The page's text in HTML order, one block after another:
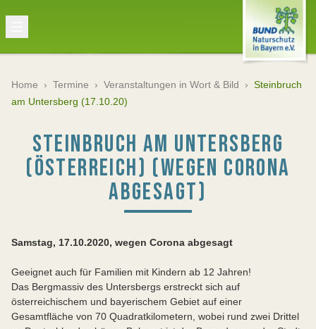
Home › Termine › Veranstaltungen in Wort & Bild › Steinbruch
am Untersberg (17.10.20)
STEINBRUCH AM UNTERSBERG
(ÖSTERREICH) (WEGEN CORONA
ABGESAGT)
Samstag, 17.10.2020, wegen Corona abgesagt
Geeignet auch für Familien mit Kindern ab 12 Jahren!
Das Bergmassiv des Untersbergs erstreckt sich auf
österreichischem und bayerischem Gebiet auf einer
Gesamtfläche von 70 Quadratkilometern, wobei rund zwei Drittel